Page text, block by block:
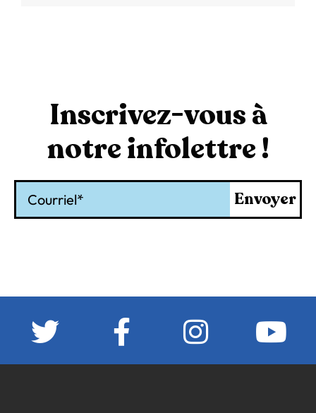
Inscrivez-vous à
notre infolettre !
Envoyer